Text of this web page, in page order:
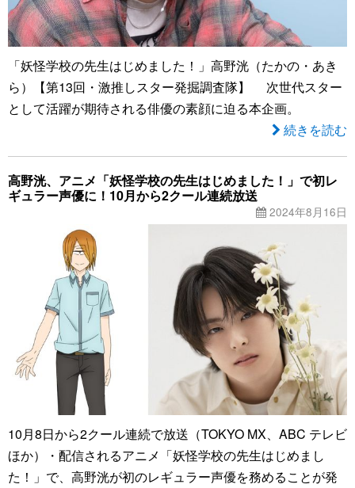
「妖怪学校の先生はじめました！」高野洸（たかの・あき
ら）【第13回・激推しスター発掘調査隊】 次世代スター
として活躍が期待される俳優の素顔に迫る本企画。
続きを読む
高野洸、アニメ「妖怪学校の先生はじめました！」で初レ
ギュラー声優に！10月から2クール連続放送
2024年8月16日
10月8日から2クール連続で放送（TOKYO MX、ABC テレビ
ほか）・配信されるアニメ「妖怪学校の先生はじめまし
た！」で、高野洸が初のレギュラー声優を務めることが発